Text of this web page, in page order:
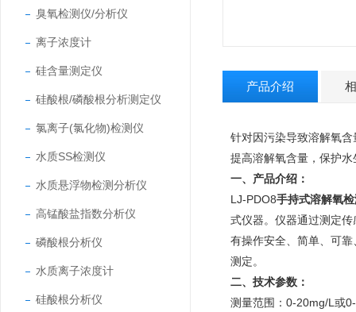
臭氧检测仪/分析仪
离子浓度计
硅含量测定仪
硅酸根/磷酸根分析测定仪
氯离子(氯化物)检测仪
水质SS检测仪
水质悬浮物检测分析仪
高锰酸盐指数分析仪
磷酸根分析仪
水质离子浓度计
硅酸根分析仪
产品介绍
针对因污染导致溶解氧
提高溶解氧含量，保护
一、产品介绍：
LJ-PDO8手持式溶解氧
式仪器。仪器通过测定
有操作安全、简单、可
测定。
二、技术参数：
测量范围：0-20mg/L或